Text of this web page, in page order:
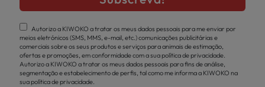
Autorizo a KIWOKO a tratar os meus dados pessoais para me enviar por
meios eletrónicos (SMS, MMS, e-mail, etc.) comunicações publicitárias e
comerciais sobre os seus produtos e serviços para animais de estimação,
ofertas e promoções, em conformidade com a sua política de privacidade.
Autorizo a KIWOKO a tratar os meus dados pessoais para fins de análise,
segmentação e estabelecimento de perfis, tal como me informa a KIWOKO na
sua política de privacidade.